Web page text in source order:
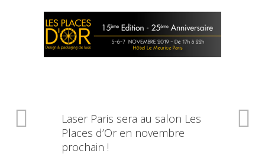
Laser Paris sera au salon Les
Places d’Or en novembre
prochain !